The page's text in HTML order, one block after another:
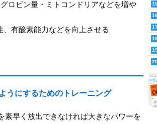
ロビン量・ミトコンドリアなどを増や
有酸素能力などを向上させる
うにするためのトレーニング
素早く放出できなければ大きなパワーを